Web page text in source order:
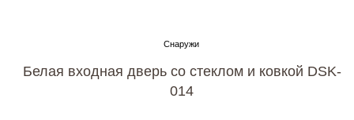
Белая входная дверь со стеклом и ковкой DSK-
014